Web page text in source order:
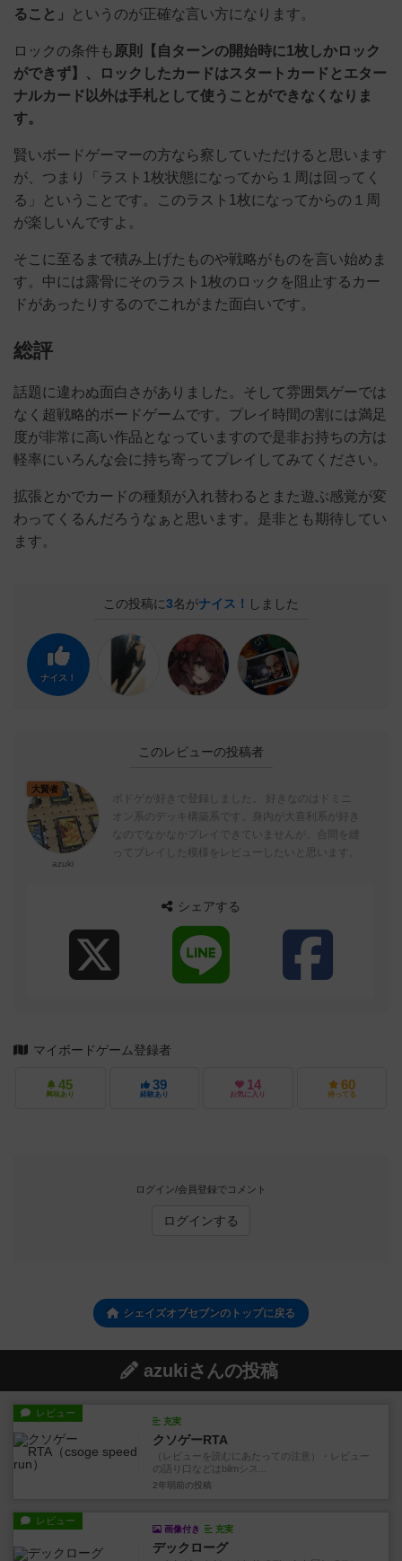
ること」
というのが正確な言い方になります。
ロックの条件も 原則【自ターンの開始時に1枚しかロック
ができず】、
ロックしたカードはスタートカードとエター
ナルカード以外は手札として使うことができなくなりま
す。
賢いボードゲーマーの方なら察していただけると思います
が、つまり「ラスト1枚状態になってから１周は回ってく
る」ということです。このラスト1枚になってからの１周
が楽しいんですよ。
そこに至るまで積み上げたものや戦略がものを言い始めま
す。中には露骨にそのラスト1枚のロックを阻止するカー
ドがあったりするのでこれがまた面白いです。
総評
話題に違わぬ面白さがありました。そして雰囲気ゲーでは
なく超戦略的ボードゲームです。プレイ時間の割には満足
度が非常に高い作品となっていますので是非お持ちの方は
軽率にいろんな会に持ち寄ってプレイしてみてください。
拡張とかでカードの種類が入れ替わるとまた遊ぶ感覚が変
わってくるんだろうなぁと思います。是非とも期待してい
ます。
この投稿に3名がナイス！ しました
ナイス！
このレビューの投稿者
大賢者
azuki
ボドゲが好きで登録しました。 好きなのはドミニ
オン系のデッキ構築系です。身内が大喜利系が好き
なのでなかなかプレイできていませんが、合間を縫
ってプレイした模様をレビューしたいと思います。
シェアする
マイボードゲーム登録者
45
興味あり
39
経験あり
14
お気に入り
60
持ってる
ログイン/会員登録でコメント
ログインする
シェイズオブセブンのトップに戻る
azukiさんの投稿
レビュー
充実
クソゲーRTA
（レビューを読むにあたっての注意）・レビュー
の語り口などはbilmシス...
2年弱前 の投稿
レビュー
画像付き 充実
デックローグ